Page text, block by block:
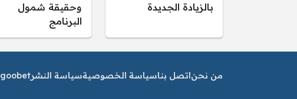
بالزيادة الجديدة
وحقيقة شمول
البرنامج
من نحن اتصل بناسياسة الخصوصيةسياسة النشرgoobet